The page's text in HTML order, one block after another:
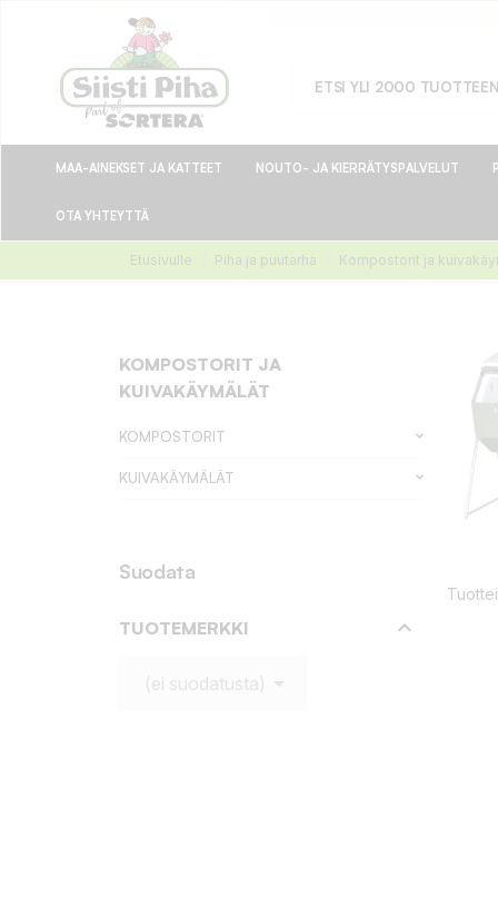
MAA-AINEKSET JA KATTEET NOUTO- JA KIERRÄTYSPALVELUT
OTA YHTEYTTÄ
Etusivulle Piha ja puutarha Kompostorit ja
KOMPOSTORIT JA
KUIVAKÄYMÄLÄT
KOMPOSTORIT
KUIVAKÄYMÄLÄT
Suodata
TUOTEMERKKI 
(ei suodatusta) 